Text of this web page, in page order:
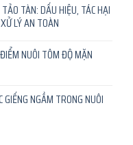
TÀN: DẤU HIỆU, TÁC HẠI
LÝ AN TOÀN
NUÔI TÔM ĐỘ MẶN
GIẾNG NGẦM TRONG NUÔI